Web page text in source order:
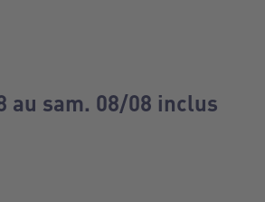
au sam. 08/08 inclus